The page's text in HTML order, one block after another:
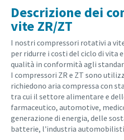
Descrizione dei
vite ZR/ZT
I nostri compressori rotativi a
per ridurre i costi del ciclo di vita
qualità in conformità agli
I compressori ZR e ZT sono
richiedono aria compressa con
tra cui il settore alimentare e
farmaceutico, automotive,
generazione di energia, delle
batterie, l'industria